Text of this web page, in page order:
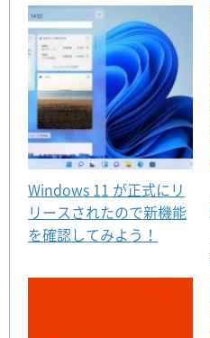
Windows 11 が正式にリ
リースされたので新機能
を確認してみよう！